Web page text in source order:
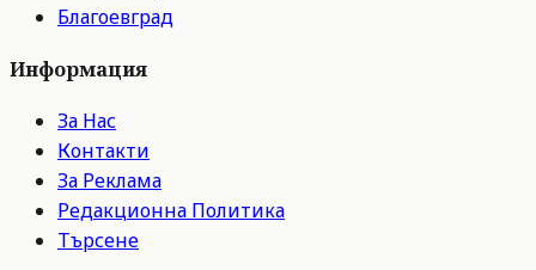
Благоевград
Информация
За Нас
Контакти
За Реклама
Редакционна Политика
Търсене